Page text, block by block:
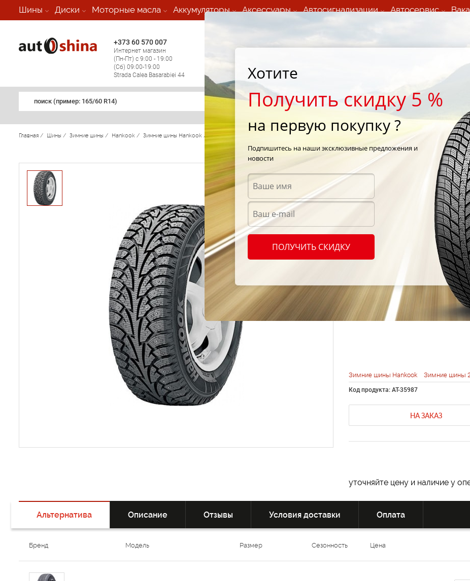
Шины Диски Моторные масла Аккумуляторы Аксессуары Автосигнализации Автосервис
+373 60 570 007
Интернет магазин
(Пн-Пт) с 9:00 - 19:00
(Сб) 09:00-19:00
Strada Calea Basarabiei 44
Мобильный шиномонтаж 24/7
поиск (примеp: 165/60 R14)
Главная / Шины / Зимние шины / Hankook / Зимние шины Hankook / Winter iPike W409 Hankook Winter I*Pike W409 205/65 R15 100R
I*Pike
205/
Зимние шины Hankook Зимние шины
Код продукта: AT-35987
НА ЗАКАЗ
уточняйте цену и наличие у
Альтернатива Описание Отзывы Условия доставки Оплата
Бренд Модель Размер Сезонность Цена
Хотите
Получить скидку 5 %
на первую покупку ?
Подпишитесь на наши эксклюзивные предложения и
новости
ПОЛУЧИТЬ СКИДКУ